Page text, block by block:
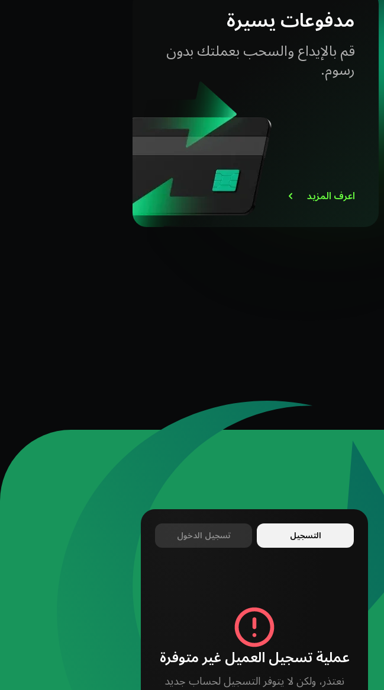
مدفوعات يسيرة
قم بالإيداع والسحب بعملتك بدون
رسوم.
اعرف المزيد
التسجيل تسجيل الدخول
عملية تسجيل العميل غير متوفرة
نعتذر، ولكن لا يتوفر التسجيل لحساب جديد